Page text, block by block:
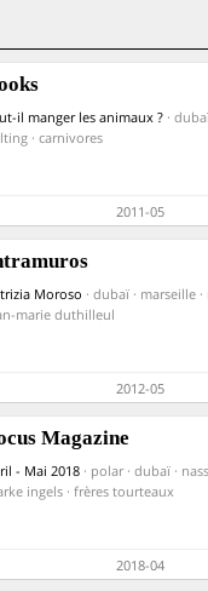
il manger les animaux ? ·
· carnivores
2011-05
Moroso · dubaï · marseille
marie duthilleul
2012-05
Magazine
- Mai 2018 · polar · dubaï ·
ingels · frères tourteaux
2018-04